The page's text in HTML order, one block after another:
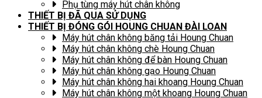
Phụ tùng máy hút chân không
THIẾT BỊ ĐÃ QUA SỬ DỤNG
THIẾT BỊ ĐÓNG GÓI HOUNG CHUAN ĐÀI LOAN
Máy hút chân không băng tải Houng Chuan
Máy hút chân không chè Houng Chuan
Máy hút chân không để bàn Houng Chuan
Máy hút chân không gạo Houng Chuan
Máy hút chân không hai khoang Houng Chuan
Máy hút chân không một khoang Houng Chuan